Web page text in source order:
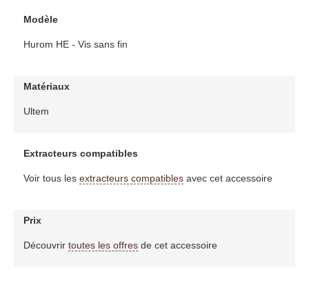
Modèle
Hurom HE - Vis sans fin
Matériaux
Ultem
Extracteurs compatibles
Voir tous les extracteurs compatiblesavec cet accessoire
Prix
Découvrir toutes les offresde cet accessoire